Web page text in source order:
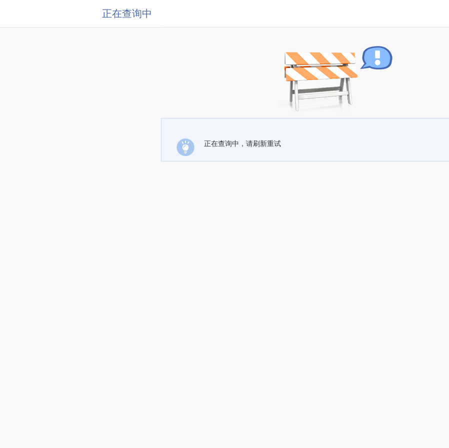
正在查询中
正在查询中，请刷新重试